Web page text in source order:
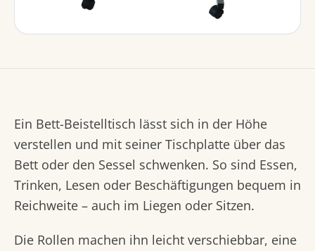
Ein Bett-Beistelltisch lässt sich in der Höhe
verstellen und mit seiner Tischplatte über das
Bett oder den Sessel schwenken. So sind Essen,
Trinken, Lesen oder Beschäftigungen bequem in
Reichweite – auch im Liegen oder Sitzen.
Die Rollen machen ihn leicht verschiebbar, eine